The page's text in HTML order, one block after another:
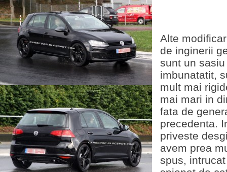
Alte
de inginerii
sunt un sasiu
imbunatatit,
mult mai
mai mari in
fata de
precedenta.
priveste
avem prea
spus,